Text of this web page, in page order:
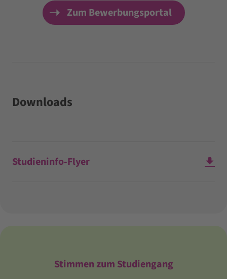
Zum Bewerbungsportal
Downloads
Studieninfo-Flyer
Stimmen zum Studiengang